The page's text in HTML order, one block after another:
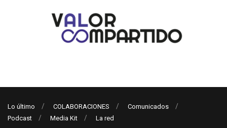
Lo último COLABORACIONES
Comunicados
Podcast
Media Kit La red